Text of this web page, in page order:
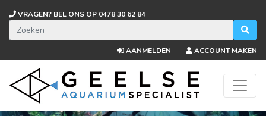
VRAGEN? BEL ONS OP 0478 30 62 84
AANMELDEN ACCOUNT MAKEN